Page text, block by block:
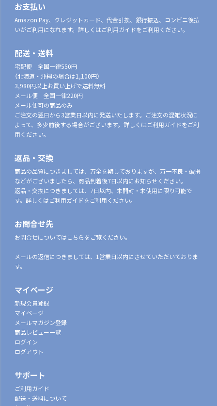
お支払い
Amazon Pay、クレジットカード、代金引換、銀行振込、コンビニ後払
いがご利用になれます。詳しくはご利用ガイドをご利用ください。
配送・送料
宅配便 全国一律550円
（北海道・沖縄の場合は1,100円）
3,980円以上お買い上げで送料無料
メール便 全国一律220円
メール便可の商品のみ
ご注文の翌日から3営業日以内に発送いたします。ご注文の混雑状況に
よって、多少前後する場合がございます。詳しくはご利用ガイドをご利
用ください。
返品・交換
商品の品質につきましては、万全を期しておりますが、万一不良・破損
などがございましたら、商品到着後7日以内にお知らせください。
返品・交換につきましては、7日以内、未開封・未使用に限り可能で
す。詳しくはご利用ガイドをご利用ください。
お問合せ先
お問合せについてはこちらをご覧ください。
メールの返信につきましては、1営業日以内にさせていただいておりま
す。
マイページ
新規会員登録
マイページ
メールマガジン登録
商品レビュー一覧
ログイン
ログアウト
サポート
ご利用ガイド
配送・送料について